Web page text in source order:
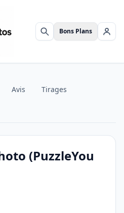
Rechercher
Bons Plans Se
Avis Tirages
(PuzzleYou